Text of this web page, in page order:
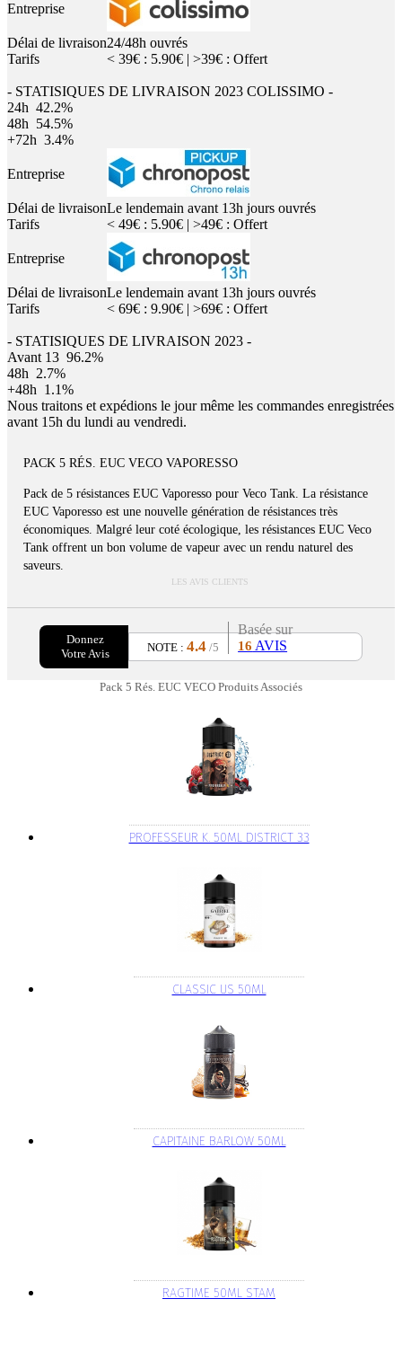
Entreprise
Délai de livraison24/48h ouvrés
Tarifs
< 39€ : 5.90€ | >39€ : Offert
- STATISIQUES DE LIVRAISON 2023 COLISSIMO -
24h 42.2%
48h 54.5%
+72h 3.4%
Entreprise
Délai de livraisonLe lendemain avant 13h jours ouvrés
Tarifs
< 49€ : 5.90€ | >49€ : Offert
Entreprise
Délai de livraisonLe lendemain avant 13h jours ouvrés
Tarifs
< 69€ : 9.90€ | >69€ : Offert
- STATISIQUES DE LIVRAISON 2023 -
Avant 13 96.2%
48h 2.7%
+48h 1.1%
Nous traitons et expédions le jour même les commandes enregistrées
avant 15h du lundi au vendredi.
PACK 5 RÉS. EUC VECO VAPORESSO
Pack de 5 résistances EUC Vaporesso pour Veco Tank. La résistance
EUC Vaporesso est une nouvelle génération de résistances très
économiques. Malgré leur coté écologique, les résistances EUC Veco
Tank offrent un bon volume de vapeur avec un rendu naturel des
saveurs.
LES AVIS CLIENTS
Donnez
Votre Avis
NOTE :4.4 /5
Basée sur
16 AVIS
Pack 5 Rés. EUC VECO Produits Associés
PROFESSEUR K. 50ML DISTRICT 33
CLASSIC US 50ML
CAPITAINE BARLOW 50ML
RAGTIME 50ML STAM